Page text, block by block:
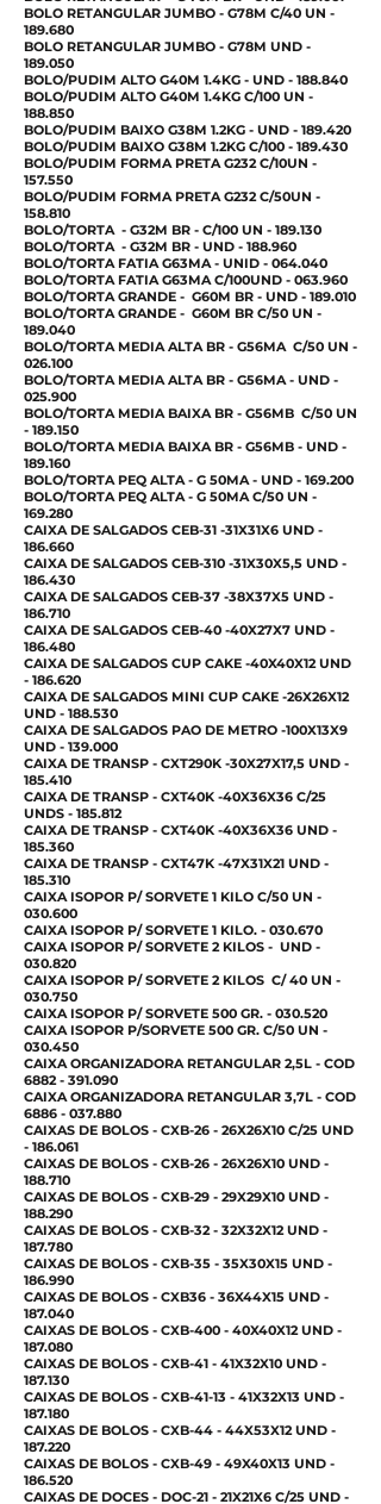
BOLO RETANGULAR JUMBO - G78M C/40 UN -
189.680
BOLO RETANGULAR JUMBO - G78M UND -
189.050
BOLO/PUDIM ALTO G40M 1.4KG - UND - 188.840
BOLO/PUDIM ALTO G40M 1.4KG C/100 UN -
188.850
BOLO/PUDIM BAIXO G38M 1.2KG - UND - 189.420
BOLO/PUDIM BAIXO G38M 1.2KG C/100 - 189.430
BOLO/PUDIM FORMA PRETA G232 C/10UN -
157.550
BOLO/PUDIM FORMA PRETA G232 C/50UN -
158.810
BOLO/TORTA - G32M BR - C/100 UN - 189.130
BOLO/TORTA - G32M BR - UND - 188.960
BOLO/TORTA FATIA G63MA - UNID - 064.040
BOLO/TORTA FATIA G63MA C/100UND - 063.960
BOLO/TORTA GRANDE - G60M BR - UND - 189.010
BOLO/TORTA GRANDE - G60M BR C/50 UN -
189.040
BOLO/TORTA MEDIA ALTA BR - G56MA C/50 UN -
026.100
BOLO/TORTA MEDIA ALTA BR - G56MA - UND -
025.900
BOLO/TORTA MEDIA BAIXA BR - G56MB C/50 UN
- 189.150
BOLO/TORTA MEDIA BAIXA BR - G56MB - UND -
189.160
BOLO/TORTA PEQ ALTA - G 50MA - UND - 169.200
BOLO/TORTA PEQ ALTA - G 50MA C/50 UN -
169.280
CAIXA DE SALGADOS CEB-31 -31X31X6 UND -
186.660
CAIXA DE SALGADOS CEB-310 -31X30X5,5 UND -
186.430
CAIXA DE SALGADOS CEB-37 -38X37X5 UND -
186.710
CAIXA DE SALGADOS CEB-40 -40X27X7 UND -
186.480
CAIXA DE SALGADOS CUP CAKE -40X40X12 UND
- 186.620
CAIXA DE SALGADOS MINI CUP CAKE -26X26X12
UND - 188.530
CAIXA DE SALGADOS PAO DE METRO -100X13X9
UND - 139.000
CAIXA DE TRANSP - CXT290K -30X27X17,5 UND -
185.410
CAIXA DE TRANSP - CXT40K -40X36X36 C/25
UNDS - 185.812
CAIXA DE TRANSP - CXT40K -40X36X36 UND -
185.360
CAIXA DE TRANSP - CXT47K -47X31X21 UND -
185.310
CAIXA ISOPOR P/ SORVETE 1 KILO C/50 UN -
030.600
CAIXA ISOPOR P/ SORVETE 1 KILO. - 030.670
CAIXA ISOPOR P/ SORVETE 2 KILOS - UND -
030.820
CAIXA ISOPOR P/ SORVETE 2 KILOS C/ 40 UN -
030.750
CAIXA ISOPOR P/ SORVETE 500 GR. - 030.520
CAIXA ISOPOR P/SORVETE 500 GR. C/50 UN -
030.450
CAIXA ORGANIZADORA RETANGULAR 2,5L - COD
6882 - 391.090
CAIXA ORGANIZADORA RETANGULAR 3,7L - COD
6886 - 037.880
CAIXAS DE BOLOS - CXB-26 - 26X26X10 C/25 UND
- 186.061
CAIXAS DE BOLOS - CXB-26 - 26X26X10 UND -
188.710
CAIXAS DE BOLOS - CXB-29 - 29X29X10 UND -
188.290
CAIXAS DE BOLOS - CXB-32 - 32X32X12 UND -
187.780
CAIXAS DE BOLOS - CXB-35 - 35X30X15 UND -
186.990
CAIXAS DE BOLOS - CXB36 - 36X44X15 UND -
187.040
CAIXAS DE BOLOS - CXB-400 - 40X40X12 UND -
187.080
CAIXAS DE BOLOS - CXB-41 - 41X32X10 UND -
187.130
CAIXAS DE BOLOS - CXB-41-13 - 41X32X13 UND -
187.180
CAIXAS DE BOLOS - CXB-44 - 44X53X12 UND -
187.220
CAIXAS DE BOLOS - CXB-49 - 49X40X13 UND -
186.520
CAIXAS DE DOCES - DOC-21 - 21X21X6 C/25 UND -